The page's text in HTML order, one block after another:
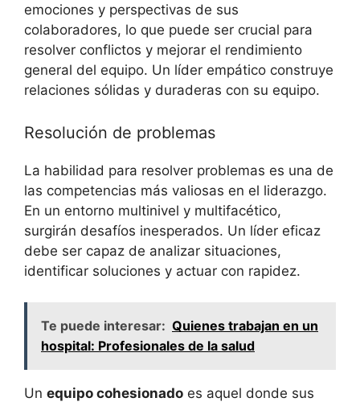
emociones y perspectivas de sus
colaboradores, lo que puede ser crucial para
resolver conflictos y mejorar el rendimiento
general del equipo. Un líder empático construye
relaciones sólidas y duraderas con su equipo.
Resolución de problemas
La habilidad para resolver problemas es una de
las competencias más valiosas en el liderazgo.
En un entorno multinivel y multifacético,
surgirán desafíos inesperados. Un líder eficaz
debe ser capaz de analizar situaciones,
identificar soluciones y actuar con rapidez.
Te puede interesar: Quienes trabajan en un
hospital: Profesionales de la salud
Un equipo cohesionado es aquel donde sus